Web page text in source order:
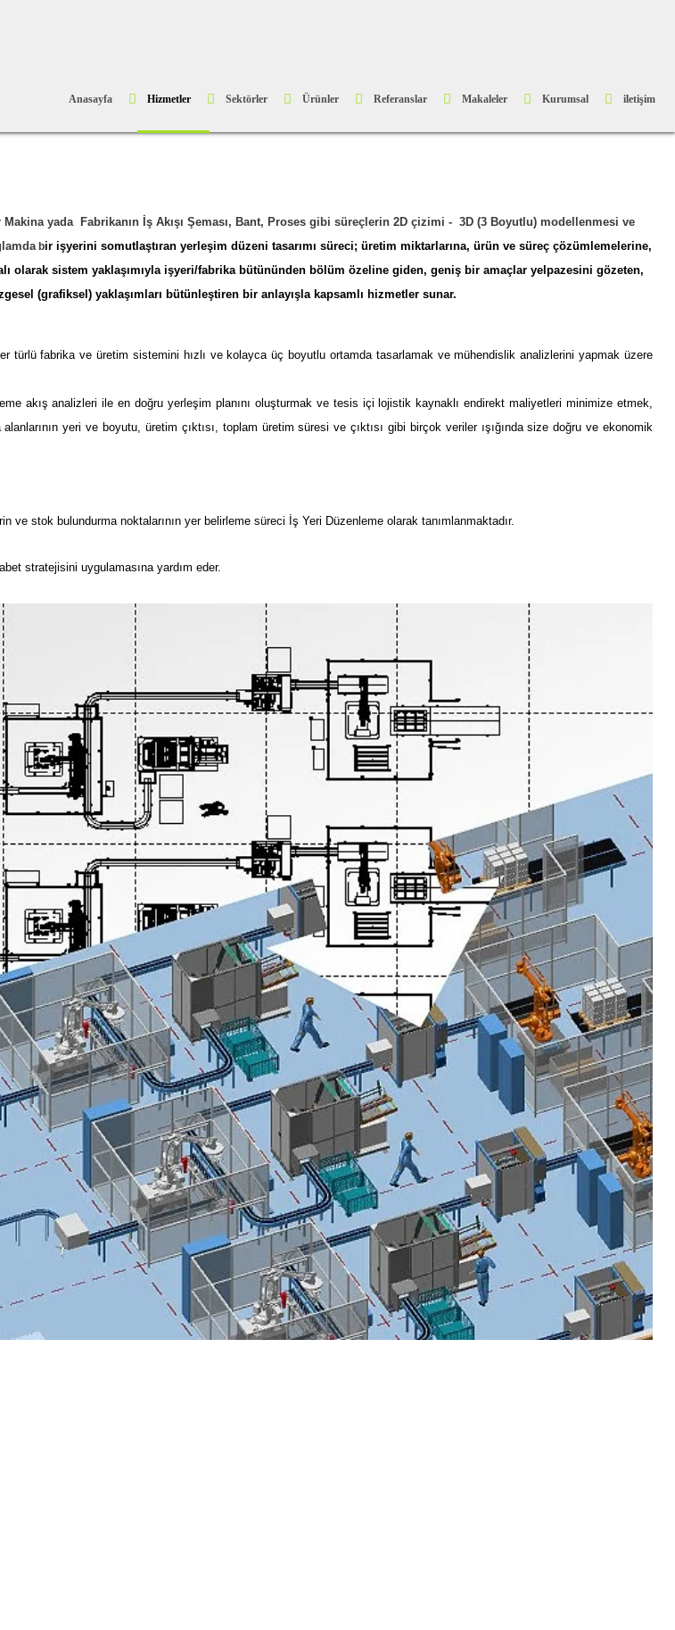
Anasayfa Hizmetler Sektörler Ürünler Referanslar Makaleler Kurumsal iletişim
Makina yada Fabrikanın İş Akışı Şeması, Bant, Proses gibi süreçlerin 2D çizimi - 3D (3 Boyutlu) modellenmesi ve
bir işyerini somutlaştıran yerleşim düzeni tasarımı süreci; üretim miktarlarına, ürün ve süreç çözümlemelerine,
olarak sistem yaklaşımıyla işyeri/fabrika bütününden bölüm özeline giden, geniş bir amaçlar yelpazesini gözeten,
(grafiksel) yaklaşımları bütünleştiren bir anlayışla kapsamlı hizmetler sunar.
türlü fabrika ve üretim sistemini hızlı ve kolayca üç boyutlu ortamda tasarlamak ve mühendislik analizlerini yapmak üzere
akış analizleri ile en doğru yerleşim planını oluşturmak ve tesis içi lojistik kaynaklı endirekt maliyetleri minimize etmek,
alanlarının yeri ve boyutu, üretim çıktısı, toplam üretim süresi ve çıktısı gibi birçok veriler ışığında size doğru ve ekonomik
stok bulundurma noktalarının yer belirleme süreci İş Yeri Düzenleme olarak tanımlanmaktadır.
stratejisini uygulamasına yardım eder.